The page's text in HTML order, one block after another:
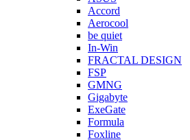
Accord
Aerocool
be quiet
In-Win
FRACTAL DESIGN
FSP
GMNG
Gigabyte
ExeGate
Formula
Foxline